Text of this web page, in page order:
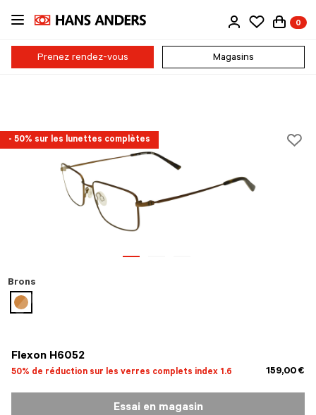
Passer
contenu
principal
0
Prenez rendez-vous Magasins
- 50% sur les lunettes complètes
Flexon H6052
50% de réduction sur les verres complets index 1.6 159,00 €
Brons
sélectionné
Essai en magasin